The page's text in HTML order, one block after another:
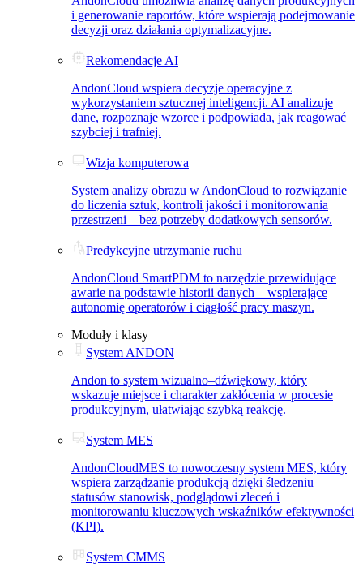
i generowanie raportów, które wspierają podejmowanie
decyzji oraz działania optymalizacyjne.
Rekomendacje AI
AndonCloud wspiera decyzje operacyjne z
wykorzystaniem sztucznej inteligencji. AI analizuje
dane, rozpoznaje wzorce i podpowiada, jak reagować
szybciej i trafniej.
Wizja komputerowa
System analizy obrazu w AndonCloud to rozwiązanie
do liczenia sztuk, kontroli jakości i monitorowania
przestrzeni – bez potrzeby dodatkowych sensorów.
Predykcyjne utrzymanie ruchu
AndonCloud SmartPDM to narzędzie przewidujące
awarie na podstawie historii danych – wspierające
autonomię operatorów i ciągłość pracy maszyn.
Moduły i klasy
System ANDON
Andon to system wizualno–dźwiękowy, który
wskazuje miejsce i charakter zakłócenia w procesie
produkcyjnym, ułatwiając szybką reakcję.
System MES
AndonCloudMES to nowoczesny system MES, który
wspiera zarządzanie produkcją dzięki śledzeniu
statusów stanowisk, podglądowi zleceń i
monitorowaniu kluczowych wskaźników efektywności
(KPI).
System CMMS